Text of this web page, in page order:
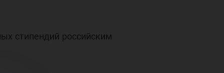
стипендий российским